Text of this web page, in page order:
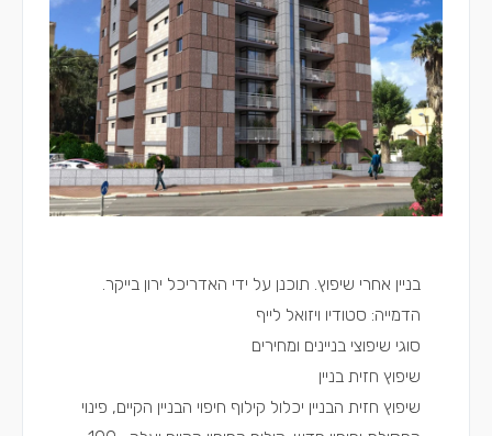
בניין אחרי שיפוץ. תוכנן על ידי האדריכל ירון בייקר.
הדמייה: סטודיו ויזואל לייף
סוגי שיפוצי בניינים ומחירים
שיפוץ חזית בניין
שיפוץ חזית הבניין יכלול קילוף חיפוי הבניין הקיים, פינוי